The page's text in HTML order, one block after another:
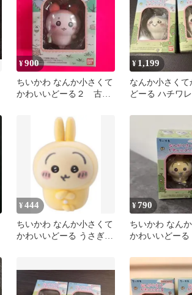
¥900
ちいかわ なんか小さくて
かわいいどーる２ 古本
¥ 1,199
なんか小さくて
どーる ハチワレ
場合」
¥444
ちいかわ なんか小さくて
かわいいどーる うさぎ
¥790
ちいかわ なん
かわいいどーる